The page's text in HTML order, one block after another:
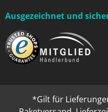
Ausgezeichnet und
*Gilt für